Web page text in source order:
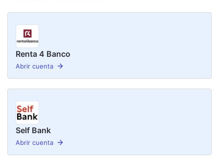
Renta 4 Banco
Abrir cuenta
Self Bank
Abrir cuenta